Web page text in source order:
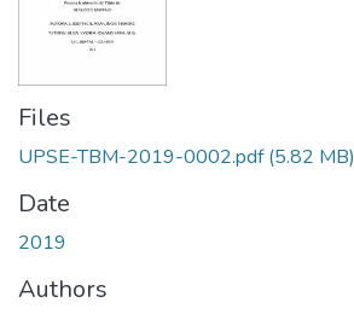
Files
UPSE-TBM-2019-0002.pdf(5.82 MB)
Date
2019
Authors